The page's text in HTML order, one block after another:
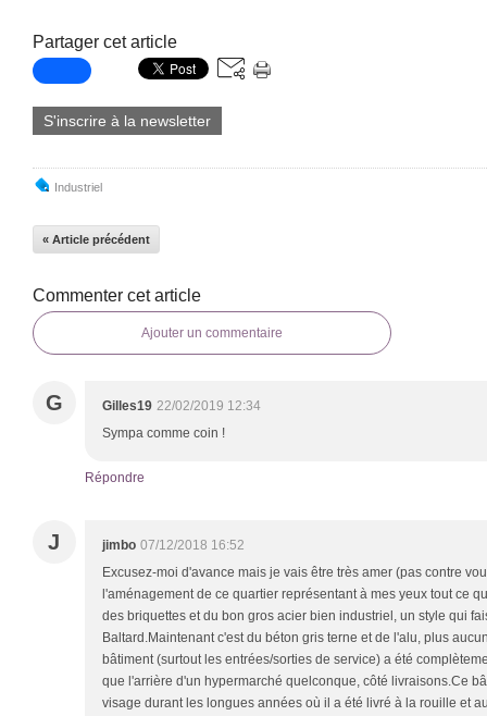
Partager cet article
S'inscrire à la newsletter
Industriel
« Article précédent
Commenter cet article
Ajouter un commentaire
G Gilles19 22/02/2019 12:34
Sympa comme coin !
Répondre
J jimbo 07/12/2018 16:52
Excusez-moi d'avance mais je vais être très amer (pas contre
l'aménagement de ce quartier représentant à mes yeux tout ce
des briquettes et du bon gros acier bien industriel, un style qui
Baltard.Maintenant c'est du béton gris terne et de l'alu, plus
bâtiment (surtout les entrées/sorties de service) a été
que l'arrière d'un hypermarché quelconque, côté livraisons.Ce
visage durant les longues années où il a été livré à la rouille et